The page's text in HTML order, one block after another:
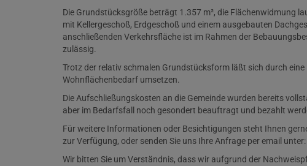
Die Grundstücksgröße beträgt 1.357 m², die Flächenwidmung
mit Kellergeschoß, Erdgeschoß und einem ausgebauten
anschließenden Verkehrsfläche ist im Rahmen der
zulässig.
Trotz der relativ schmalen Grundstücksform läßt sich durch
Wohnflächenbedarf umsetzen.
Die Aufschließungskosten an die Gemeinde wurden bereits
aber im Bedarfsfall noch gesondert beauftragt und bezahlt
Für weitere Informationen oder Besichtigungen steht Ihnen
zur Verfügung, oder senden Sie uns Ihre Anfrage per email unter
Wir bitten Sie um Verständnis, dass wir aufgrund der